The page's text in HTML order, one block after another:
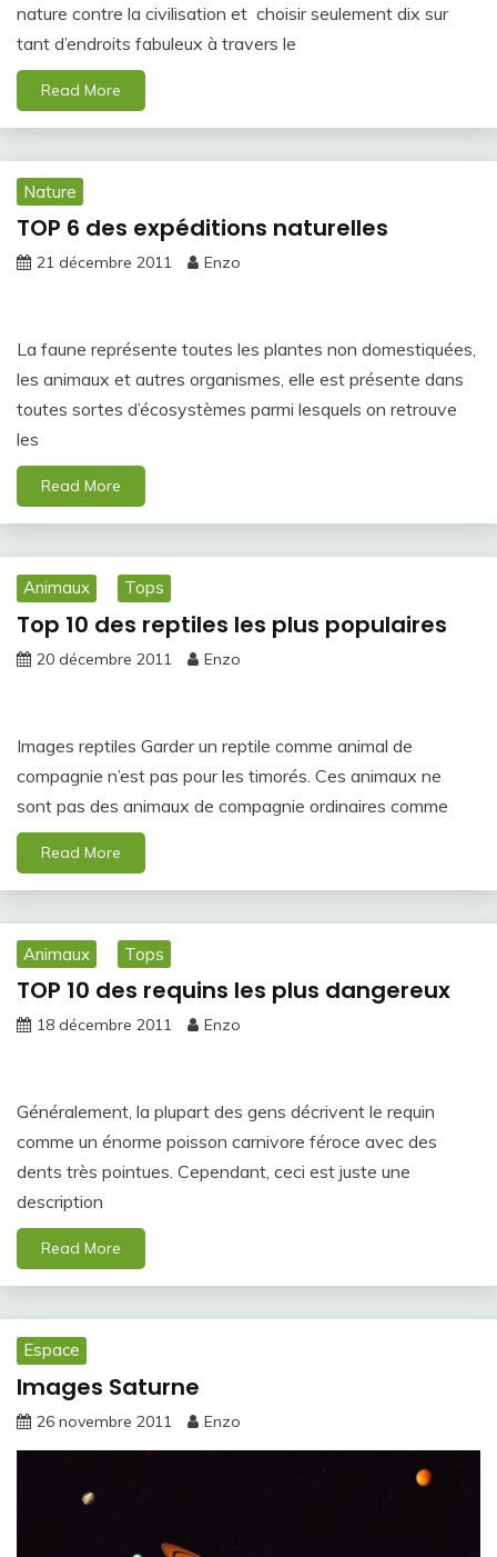
nature contre la civilisation et choisir seulement dix sur
tant d’endroits fabuleux à travers le
Read More
Nature
TOP 6 des expéditions naturelles
21 décembre 2011 Enzo
La faune représente toutes les plantes non domestiquées,
les animaux et autres organismes, elle est présente dans
toutes sortes d’écosystèmes parmi lesquels on retrouve
les
Read More
Animaux Tops
Top 10 des reptiles les plus populaires
20 décembre 2011 Enzo
Images reptiles Garder un reptile comme animal de
compagnie n’est pas pour les timorés. Ces animaux ne
sont pas des animaux de compagnie ordinaires comme
Read More
Animaux Tops
TOP 10 des requins les plus dangereux
18 décembre 2011 Enzo
Généralement, la plupart des gens décrivent le requin
comme un énorme poisson carnivore féroce avec des
dents très pointues. Cependant, ceci est juste une
description
Read More
Espace
Images Saturne
26 novembre 2011 Enzo